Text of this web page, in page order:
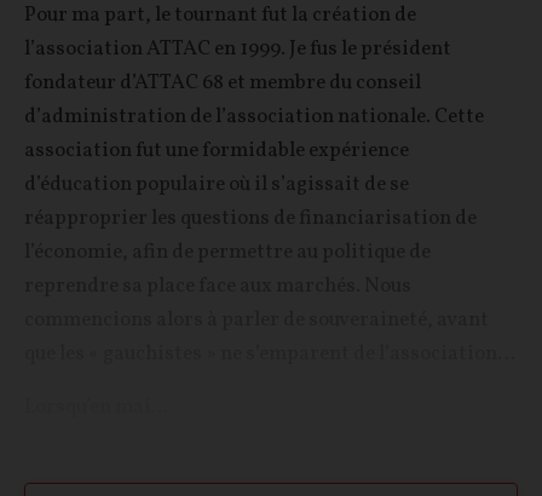
Pour ma part, le tournant fut la création de
l’association ATTAC en 1999. Je fus le président
fondateur d’ATTAC 68 et membre du conseil
d’administration de l’association nationale. Cette
association fut une formidable expérience
d’éducation populaire où il s’agissait de se
réapproprier les questions de financiarisation de